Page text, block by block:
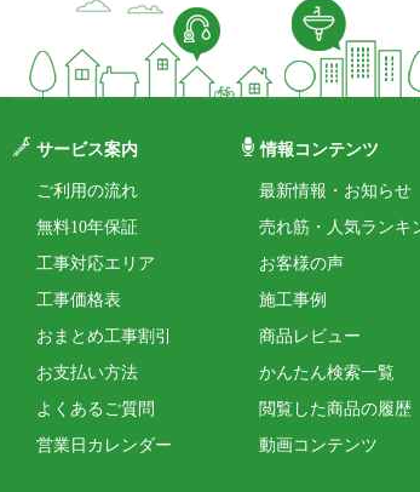
サービス案内
ご利用の流れ
無料10年保証
工事対応エリア
工事価格表
おまとめ工事割引
お支払い方法
よくあるご質問
営業日カレンダー
情報コンテンツ
最新情報・お知らせ
売れ筋・人気ランキ
お客様の声
施工事例
商品レビュー
かんたん検索一覧
閲覧した商品の履歴
動画コンテンツ